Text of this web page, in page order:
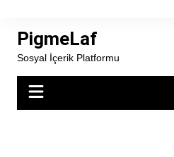
contentPigmeLaf
Sosyal İçerik Platformu